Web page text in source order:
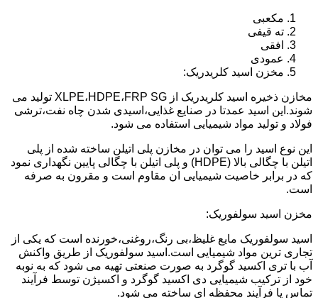
مکعبی
ته قیفی
افقی
عمودی
مخزن اسید کلریدریک:
مخازن ذخیره اسید کلریدریک از XLPE،HDPE،FRP SG تولید می
شوند.این اسید عمدتا در صنایع غذایی،اسیدی شدن چاه نفت،ترشی
فولاد و تولید مواد شیمیایی استفاده می شود.
این نوع اسید را می توان در مخازن پلی اتیلن ساخته شده از پلی
اتیلن با چگالی بالا (HDPE) و پلی اتیلن با چگالی پایین نگهداری نمود
که در برابر خاصیت شیمیایی ان مقاوم است و مقرون به صرفه
است.
مخزن اسید سولفوریک:
اسید سولفوریک مایع غلیظ،بی رنگ،روغنی،خورنده است که یکی از
تجاری ترین مواد شیمیایی است.اسید سولفوریک از طریق واکنش
آب با تری اکسید گوگرد به صورت صنعتی تهیه می شود که به نوبه
خود از ترکیب شیمیایی دی اکسید گوگرد و اکسیژن توسط فرآیند
تماس یا فرآیند محفظه ای ساخته می شود.